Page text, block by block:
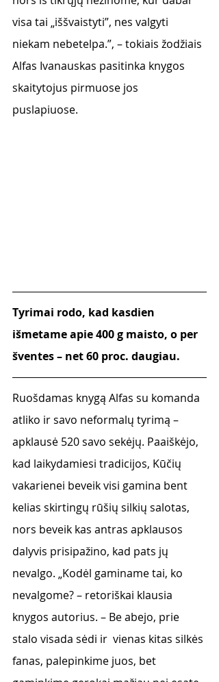
visa tai „iššvaistyti”, nes valgyti
niekam nebetelpa.”, – tokiais žodžiais
Alfas Ivanauskas pasitinka knygos
skaitytojus pirmuose jos
puslapiuose.
Tyrimai rodo, kad kasdien
išmetame apie 400 g maisto, o per
šventes – net 60 proc. daugiau.
Ruošdamas knygą Alfas su komanda
atliko ir savo neformalų tyrimą –
apklausė 520 savo sekėjų. Paaiškėjo,
kad laikydamiesi tradicijos, Kūčių
vakarienei beveik visi gamina bent
kelias skirtingų rūšių silkių salotas,
nors beveik kas antras apklausos
dalyvis prisipažino, kad pats jų
nevalgo. „Kodėl gaminame tai, ko
nevalgome? – retoriškai klausia
knygos autorius. – Be abejo, prie
stalo visada sėdi ir  vienas kitas silkės
fanas, palepinkime juos, bet